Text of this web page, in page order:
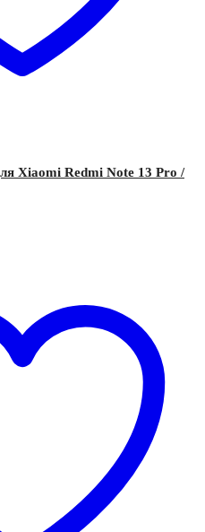
Xiaomi Redmi Note 13 Pro /